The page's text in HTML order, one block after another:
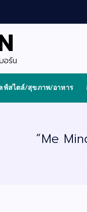
อร์น
ฟ์สไตล์/สุขภาพ/อาหาร
“Me